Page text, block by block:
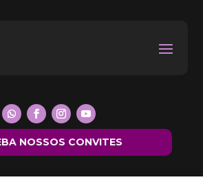
NOSSOS CONVITES